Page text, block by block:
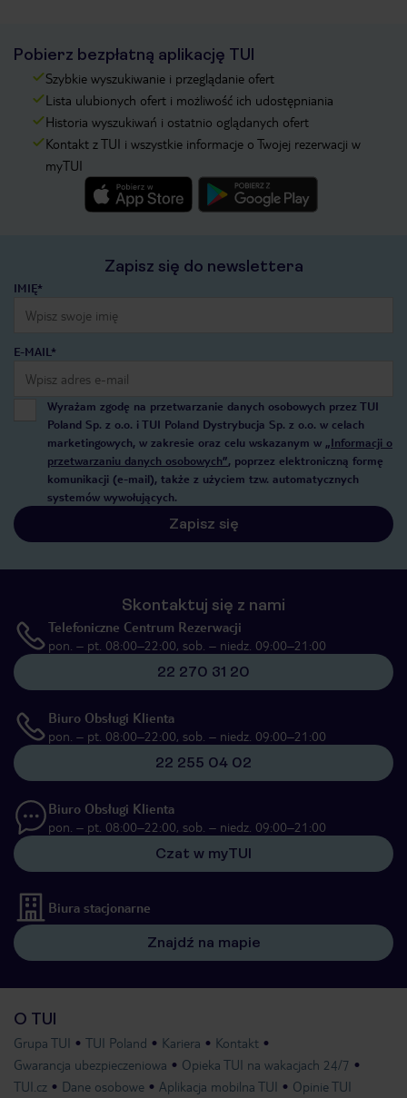
Pobierz bezpłatną aplikację TUI
Szybkie wyszukiwanie i przeglądanie ofert
Lista ulubionych ofert i możliwość ich udostępniania
Historia wyszukiwań i ostatnio oglądanych ofert
Kontakt z TUI i wszystkie informacje o Twojej rezerwacji w
myTUI
Zapisz się do newslettera
IMIĘ*
E-MAIL*
Wyrażam zgodę na przetwarzanie danych osobowych przez TUI
Poland Sp. z o.o. i TUI Poland Dystrybucja Sp. z o.o. w celach
marketingowych, w zakresie oraz celu wskazanym w „Informacji o
przetwarzaniu danych osobowych”, poprzez elektroniczną formę
komunikacji (e-mail), także z użyciem tzw. automatycznych
systemów wywołujących.
Zapisz się
Skontaktuj się z nami
Telefoniczne Centrum Rezerwacji
pon. – pt. 08:00–22:00, sob. – niedz. 09:00–21:00
22 270 31 20
Biuro Obsługi Klienta
pon. – pt. 08:00–22:00, sob. – niedz. 09:00–21:00
22 255 04 02
Biuro Obsługi Klienta
pon. – pt. 08:00–22:00, sob. – niedz. 09:00–21:00
Czat w myTUI
Biura stacjonarne
Znajdź na mapie
O TUI
Grupa TUI TUI Poland Kariera
Kontakt
Gwarancja ubezpieczeniowa
Opieka TUI na wakacjach 24/7
TUI.cz
Dane osobowe Aplikacja mobilna TUI Opinie TUI